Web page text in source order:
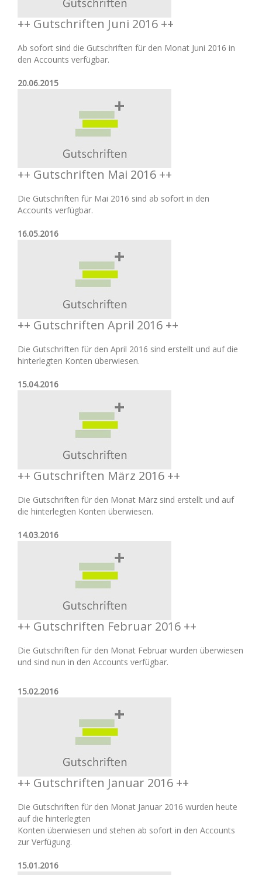
++ Gutschriften Juni 2016 ++
Ab sofort sind die Gutschriften für den Monat Juni 2016 in
den Accounts verfügbar.
20.06.2015
++ Gutschriften Mai 2016 ++
Die Gutschriften für Mai 2016 sind ab sofort in den
Accounts verfügbar.
16.05.2016
++ Gutschriften April 2016 ++
Die Gutschriften für den April 2016 sind erstellt und auf die
hinterlegten Konten überwiesen.
15.04.2016
++ Gutschriften März 2016 ++
Die Gutschriften für den Monat März sind erstellt und auf
die hinterlegten Konten überwiesen.
14.03.2016
++ Gutschriften Februar 2016 ++
Die Gutschriften für den Monat Februar wurden überwiesen
und sind nun in den Accounts verfügbar.
15.02.2016
++ Gutschriften Januar 2016 ++
Die Gutschriften für den Monat Januar 2016 wurden heute
auf die hinterlegten
Konten überwiesen und stehen ab sofort in den Accounts
zur Verfügung.
15.01.2016